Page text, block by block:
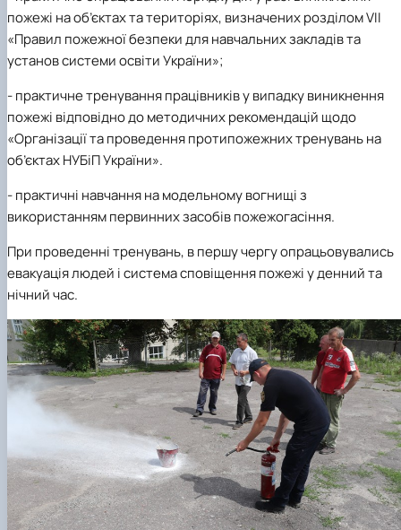
пожежі на об’єктах та територіях, визначених розділом VII
«Правил пожежної безпеки для навчальних закладів та
установ системи освіти України»;
- практичне тренування працівників у випадку виникнення
пожежі відповідно до методичних рекомендацій щодо
«Організації та проведення протипожежних тренувань на
об’єктах НУБіП України».
- практичні навчання на модельному вогнищі з
використанням первинних засобів пожежогасіння.
При проведенні тренувань, в першу чергу опрацьовувались
евакуація людей і система сповіщення пожежі у денний та
нічний час.